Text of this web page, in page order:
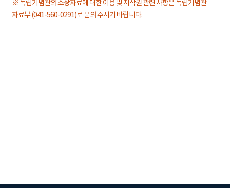
※ 독립기념관의 소장자료에 대한 이용 및 저작권 관련 사항은 독립기념관
자료부 (041-560-0291)로 문의 주시기 바랍니다.